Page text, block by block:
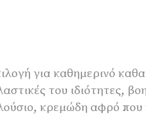
για καθημερινό
του ιδιότητες,
κρεμώδη αφρό που